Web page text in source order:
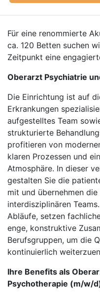
Für eine renommierte
ca. 120 Betten suchen
Zeitpunkt eine
Oberarzt Psychiatrie
Die Einrichtung ist auf
Erkrankungen
aufgestelltes Team
strukturierte
profitieren von
klaren Prozessen und
Atmosphäre. In dieser
gestalten Sie die
mit und übernehmen
interdisziplinären
Abläufe, setzen
enge, konstruktive
Berufsgruppen, um die
kontinuierlich
Ihre Benefits als
Psychotherapie (m/w/